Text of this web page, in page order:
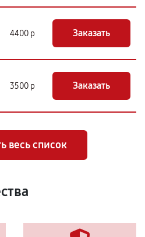
4400 р Заказать
3500 р Заказать
весь список